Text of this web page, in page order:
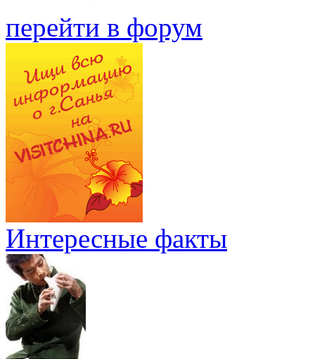
перейти в форум
Интересные факты